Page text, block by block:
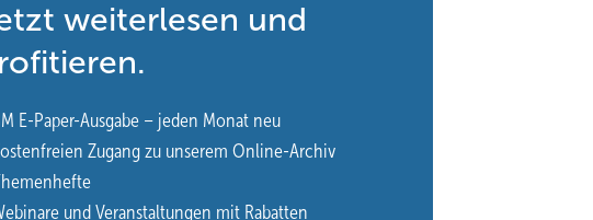
und spiegelndem Edelstahl schafft eine immer neue Choreografie: Die
spiegeln die Besucher, Skulpturen und Gemälde – selbst der klassizistische
wird dieses Spiel aus Oberfläche und Wiederholung von Wachsskulpturen von
entnommen aus dem markgräflich-badischen Wald – sowie
Holzoberflächen „Ein Waldes Echo“ zu einem vielstimmigen
weiterlesen und
E-Paper-Ausgabe – jeden Monat neu
Zugang zu unserem Online-Archiv
und Veranstaltungen mit Rabatten